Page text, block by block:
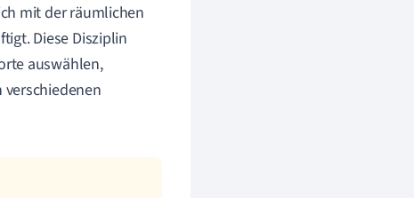
mit der räumlichen
Diese Disziplin
auswählen,